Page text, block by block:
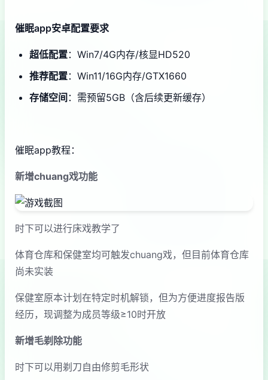
催眠app安卓配置要求
​超低配置​​：Win7/4G内存/核显HD520
​推荐配置​​：Win11/16G内存/GTX1660
​存储空间​ ​：需预留5GB（含后续更新缓存）
催眠app教程：
新增chuang戏功能
时下可以进行床戏教学了
体育仓库和保健室均可触发chuang戏，但目前体育仓库
尚未实装
保健室原本计划在特定时机解锁，但为方便进度报告版
经历，现调整为成员等级≥10时开放
新增毛剃除功能
时下可以用剃刀自由修剪毛形状